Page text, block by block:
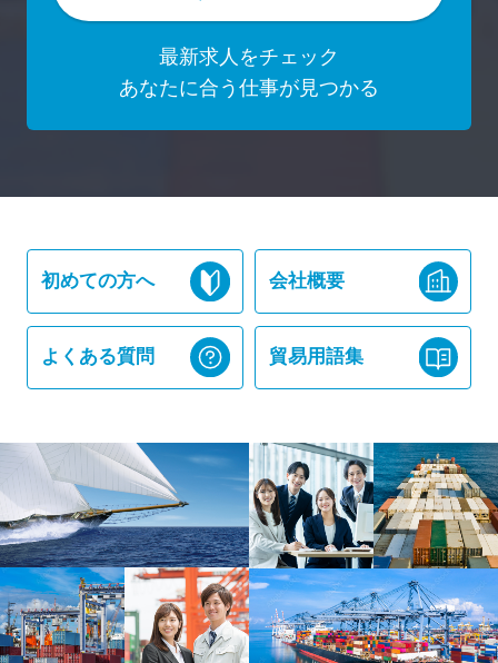
最新求人をチェック
あなたに合う仕事が見つかる
初めての方へ 会社概要
よくある質問 貿易用語集